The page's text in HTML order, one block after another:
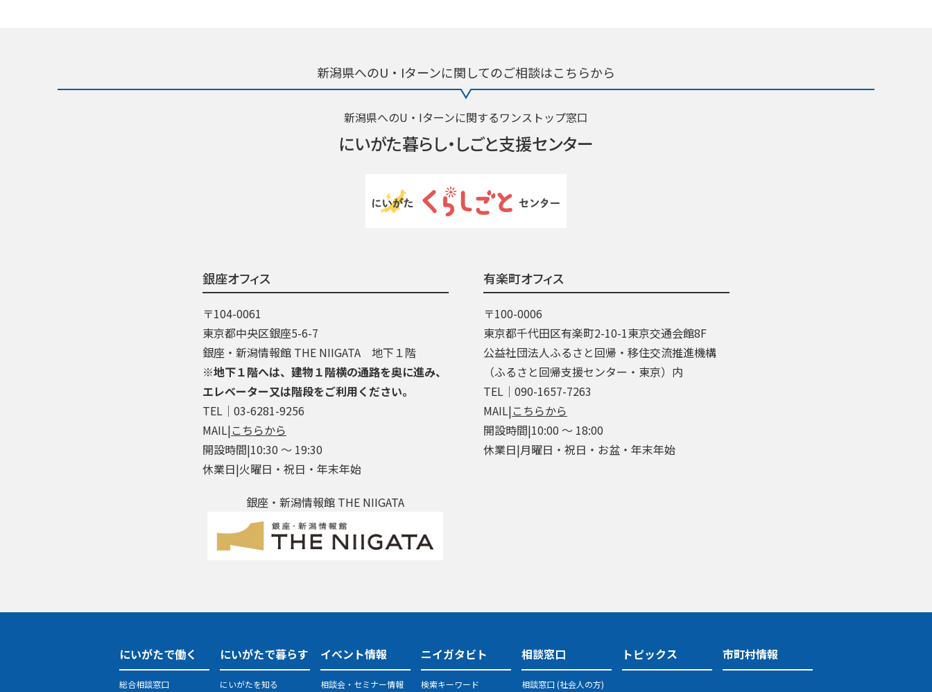
新潟県へのU・Iターンに関してのご相談はこちらから
新潟県へのU・Iターンに関するワンストップ窓口
にいがた暮らし・しごと支援センター
銀座オフィス
〒104-0061
東京都中央区銀座5-6-7
銀座・新潟情報館 THE NIIGATA 地下１階
※地下１階へは、建物１階横の通路を奥に進み、
エレベーター又は階段をご利用ください。
TEL│03-6281-9256
MAIL|こちらから
開設時間|10:30 ～ 19:30
休業日|火曜日・祝日・年末年始
銀座・新潟情報館 THE NIIGATA
有楽町オフィス
〒100-0006
東京都千代田区有楽町2-10-1東京交通会館8F
公益社団法人ふるさと回帰・移住交流推進機構
（ふるさと回帰支援センター・東京）内
TEL│090-1657-7263
MAIL|こちらから
開設時間|10:00 ～ 18:00
休業日|月曜日・祝日・お盆・年末年始
にいがたで働く
総合相談窓口
にいがたで暮らす
にいがたを知る
イベント情報
相談会・セミナー情報
ニイガタビト
検索キーワード
相談窓口
相談窓口 (社会人の方)
トピックス 市町村情報